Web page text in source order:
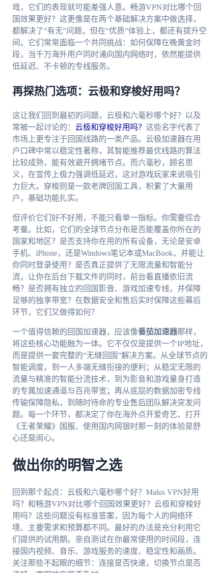
戏，它们的表现就可能差强人意。畅游VPN对比哪个回
国效果更好？这更像是在两个基础解决方案中做选择，
都解决了“有无”问题，但在“优质”体验上，都还有提升空
间。它们常常面临一个共同挑战：如何保障在晚黄金时
段，当千万海外用户同时涌向国内网络时，依然能提供
低延迟、不卡顿的专线服务。
再探热门选项：云极和穿梭好用吗？
这让我们回到最初的问题，云极和六毫秒哪个好？以及
常被一起讨论的： 云极和穿梭好用吗？ 这些名字代表了
市场上更专注于回国线路的一类产品。云极加速器在用
户口碑中常以稳定性著称，其智能推荐最优线路的算法
比较成熟，能有效避开拥堵节点。而六毫秒，顾名思
义，在宣传上极力强调低延迟，这对游戏玩家来说吸引
力巨大。穿梭则是一款老牌回国工具，积累了大量用
户，基础功能扎实。
但评价它们好不好用，不能只看单一指标。你需要综合
考量。比如，它们的全球节点分布是否能覆盖你所在的
国家和地区？是否支持你在用的所有设备，无论是安卓
手机、iPhone，还是Windows笔记本或MacBook，并能让
你同时登录使用？是否真正提供了无限流量和智能分
流，让你在后台下载文件的同时，前台看直播依旧流
畅？是否拥有独立的回国影音、游戏加速专线，并保障
足够的独享带宽？在数据安全和售后实时保障这些幕后
环节，它们又做得如何？
一个值得信赖的回国加速器，应该像番茄加速器那样，
将这些核心功能融为一体。它不仅仅是提供一个IP地址，
而是提供一套完整的“无缝回国”解决方案。从全球节点的
智能调度，到一人多端无缝衔接的便利；从稳定无限的
流量与精准的智能分流技术，到为影音和游戏量身打造
的专属加速通道与百兆带宽；再从底层的数据加密专线
传输保障隐私，到随时待命的专业售后团队解决突发问
题。每一个环节，都决定了你在海外点开爱奇艺、打开
《王者荣耀》国服、使用国内网银时那一刻的体验是舒
心还是闹心。
做出你的明智之选
回到那个起点：云极和六毫秒哪个好？Malus VPN好用
吗？和畅游VPN对比哪个回国效果更好？云极和穿梭好
用吗？这些问题没有标准答案，因为每个人的网络环
境、主要需求和预算都不同。最好的办法是充分利用它
们提供的试用期。亲自测试在你最常使用的时间段，连
接国内视频、音乐、游戏服务的速度、稳定性和画质。
关注那些不起眼的细节：连接是否快速，切换节点是否